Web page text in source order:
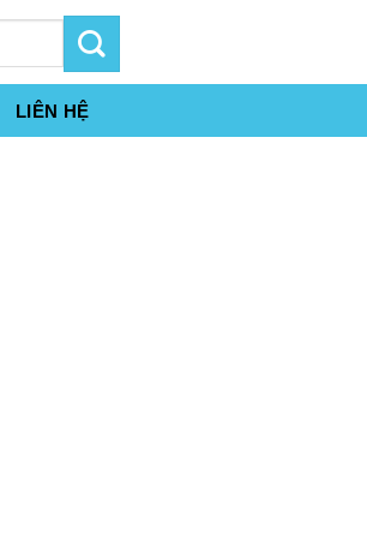
LIÊN HỆ